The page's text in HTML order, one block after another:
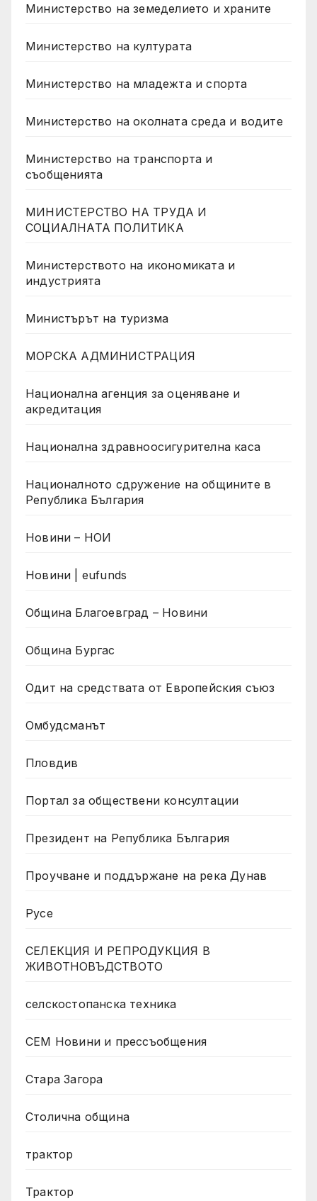
Министерство на земеделието и храните
Министерство на културата
Министерство на младежта и спорта
Министерство на околната среда и водите
Министерство на транспорта и
съобщенията
МИНИСТЕРСТВО НА ТРУДА И
СОЦИАЛНАТА ПОЛИТИКА
Министерството на икономиката и
индустрията
Министърът на туризма
МОРСКА АДМИНИСТРАЦИЯ
Национална агенция за оценяване и
акредитация
Национална здравноосигурителна каса
Националното сдружение на общините в
Република България
Новини – НОИ
Новини | eufunds
Община Благоевград – Новини
Община Бургас
Одит на средствата от Европейския съюз
Омбудсманът
Пловдив
Портал за обществени консултации
Президент на Република България
Проучване и поддържане на река Дунав
Русе
СЕЛЕКЦИЯ И РЕПРОДУКЦИЯ В
ЖИВОТНОВЪДСТВОТО
селскостопанска техника
СЕМ Новини и прессъобщения
Стара Загора
Столична община
трактор
Трактор